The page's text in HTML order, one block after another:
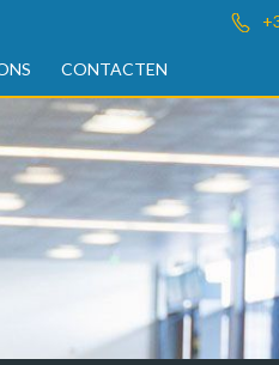
CONTACTEN